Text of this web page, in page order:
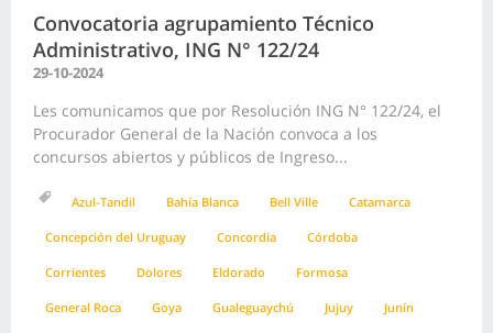
Convocatoria agrupamiento Técnico
Administrativo, ING N° 122/24
29-10-2024
Les comunicamos que por Resolución ING N° 122/24, el
Procurador General de la Nación convoca a los
concursos abiertos y públicos de Ingreso...
Azul-Tandil Bahía Blanca Bell Ville Catamarca
Concepción del Uruguay Concordia Córdoba
Corrientes Dolores Eldorado Formosa
General Roca Goya Gualeguaychú Jujuy Junín